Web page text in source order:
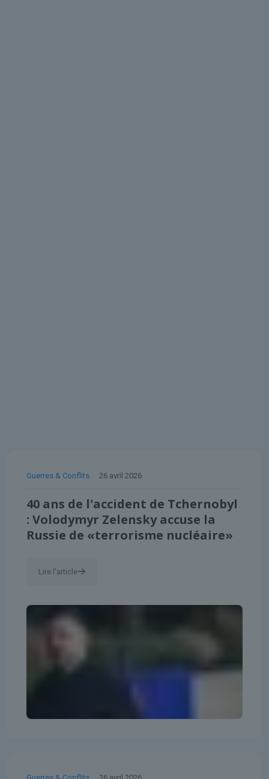
Guerres & Conflits 26 avril 2026
40 ans de l'accident de Tchernobyl
: Volodymyr Zelensky accuse la
Russie de «terrorisme nucléaire»
Lire l'article